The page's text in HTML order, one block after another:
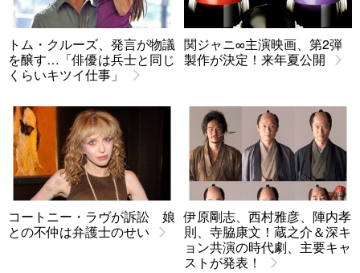
トム・クルーズ、発言が物議
を醸す…「俳優は兵士と同じ
くらいキツイ仕事」
関ジャニ∞主演映画、第2弾
製作が決定！来年夏公開
コートニー・ラヴが訴訟 娘
との不仲は弁護士のせい
伊原剛志、西村雅彦、陣内孝
則、寺脇康文！蔵之介＆深キ
ョン共演の時代劇、主要キャ
ストが発表！